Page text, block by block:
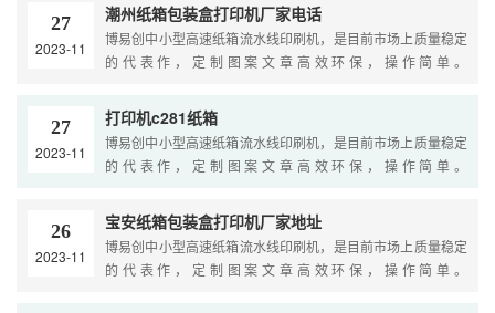
27
2023-11
潮州纸箱包装盒打印机厂家电话
博易创中小型高速纸箱流水线印刷机，是目前市场上质量稳定
的代表作，定制图案文章高效环保，操作简单。
27
2023-11
打印机c281纸箱
博易创中小型高速纸箱流水线印刷机，是目前市场上质量稳定
的代表作，定制图案文章高效环保，操作简单。
26
2023-11
宝安纸箱包装盒打印机厂家地址
博易创中小型高速纸箱流水线印刷机，是目前市场上质量稳定
的代表作，定制图案文章高效环保，操作简单。